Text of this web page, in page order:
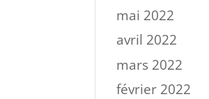
mai 2022
avril 2022
mars 2022
février 2022